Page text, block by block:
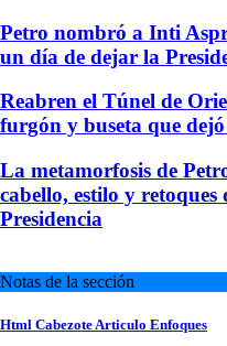
Petro nombró a Inti
un día de dejar la
Reabren el Túnel de
furgón y buseta que
La metamorfosis de
cabello, estilo y
Presidencia
Notas de la sección
Html Cabezote Articulo Enfoques